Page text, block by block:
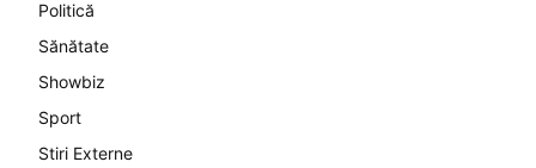
Politică
Sănătate
Showbiz
Sport
Stiri Externe